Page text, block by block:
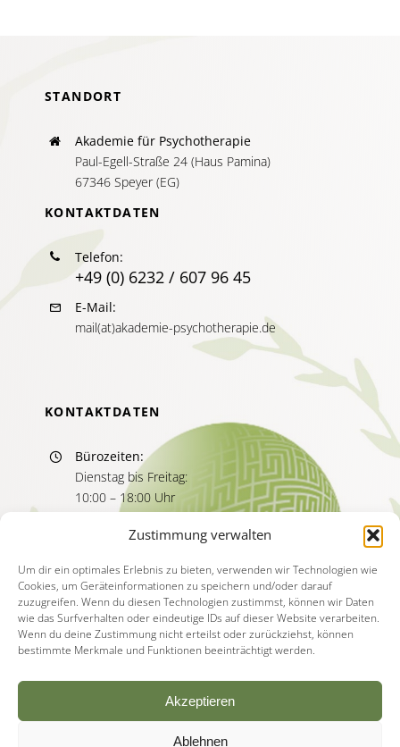
Zustimmung verwalten
Um dir ein optimales Erlebnis zu bieten, verwenden wir Technologien wie
Cookies, um Geräteinformationen zu speichern und/oder darauf
zuzugreifen. Wenn du diesen Technologien zustimmst, können wir Daten
wie das Surfverhalten oder eindeutige IDs auf dieser Website verarbeiten.
Wenn du deine Zustimmung nicht erteilst oder zurückziehst, können
bestimmte Merkmale und Funktionen beeinträchtigt werden.
Akzeptieren
Ablehnen
STANDORT
Akademie für Psychotherapie
Paul-Egell-Straße 24 (Haus Pamina)
67346 Speyer (EG)
KONTAKTDATEN
Telefon:
+49 (0) 6232 / 607 96 45
E-Mail:
mail(at)akademie-psychotherapie.de
KONTAKTDATEN
Bürozeiten:
Dienstag bis Freitag:
10:00 – 18:00 Uhr
Sprechzeiten:
11:00 – 13:00 Uhr
15:00 – 17:00 Uhr